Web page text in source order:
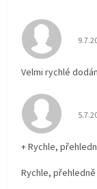
Velmi rychlé
+ Rychle,
Rychle,